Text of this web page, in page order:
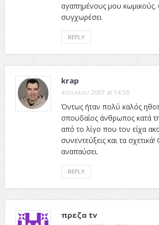
αγαπημένους μου
συγχωρέσει
REPLY
krap
4 Ιουνίου 2007 at 14:58
Όντως ήταν πολύ καλός
σπουδαίος άνθρωπος κατά
από το λίγο που τον είχα
συνεντεύξεις και τα
αναπαύσει.
REPLY
πρεζα tv